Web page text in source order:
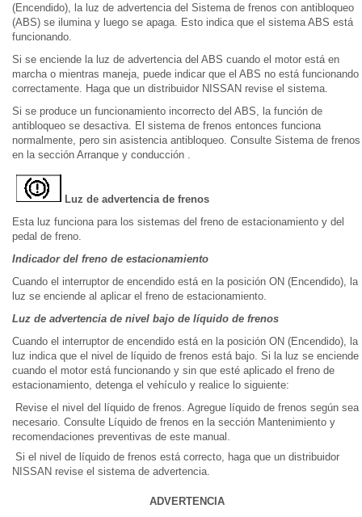
(Encendido), la luz de advertencia del Sistema de frenos con antibloqueo
(ABS) se ilumina y luego se apaga. Esto indica que el sistema ABS está
funcionando.
Si se enciende la luz de advertencia del ABS cuando el motor está en
marcha o mientras maneja, puede indicar que el ABS no está funcionando
correctamente. Haga que un distribuidor NISSAN revise el sistema.
Si se produce un funcionamiento incorrecto del ABS, la función de
antibloqueo se desactiva. El sistema de frenos entonces funciona
normalmente, pero sin asistencia antibloqueo. Consulte Sistema de frenos
en la sección Arranque y conducción .
Luz de advertencia de frenos
Esta luz funciona para los sistemas del freno de estacionamiento y del
pedal de freno.
Indicador del freno de estacionamiento
Cuando el interruptor de encendido está en la posición ON (Encendido), la
luz se enciende al aplicar el freno de estacionamiento.
Luz de advertencia de nivel bajo de líquido de frenos
Cuando el interruptor de encendido está en la posición ON (Encendido), la
luz indica que el nivel de líquido de frenos está bajo. Si la luz se enciende
cuando el motor está funcionando y sin que esté aplicado el freno de
estacionamiento, detenga el vehículo y realice lo siguiente:
Revise el nivel del líquido de frenos. Agregue líquido de frenos según sea
necesario. Consulte Líquido de frenos en la sección Mantenimiento y
recomendaciones preventivas de este manual.
Si el nivel de líquido de frenos está correcto, haga que un distribuidor
NISSAN revise el sistema de advertencia.
ADVERTENCIA